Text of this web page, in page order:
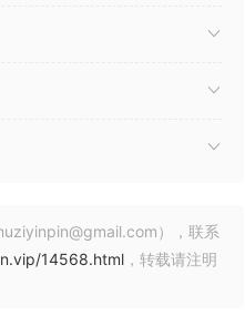
），联系
14568.html ，转载请注明